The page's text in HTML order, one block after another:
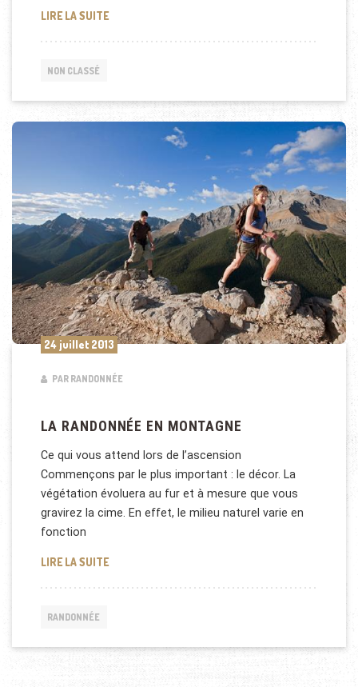
LIRE LA SUITECOMMENT S’ÉQUIPER POUR RANDONNER EN
NON CLASSÉ
24 juillet 2013
PAR RANDONNÉE
LA RANDONNÉE EN MONTAGNE
Ce qui vous attend lors de l’ascension
Commençons par le plus important : le décor. La
végétation évoluera au fur et à mesure que vous
gravirez la cime. En effet, le milieu naturel varie en
fonction
LIRE LA SUITELA RANDONNÉE EN MONTAGNE
RANDONNÉE